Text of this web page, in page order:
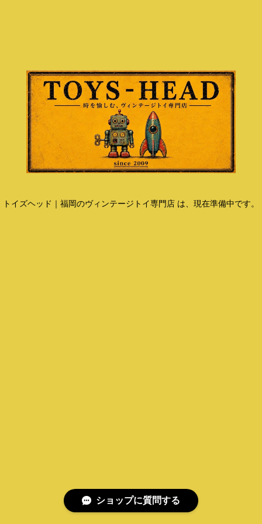
トイズヘッド｜福岡のヴィンテージトイ専門店 は、現在準備中です。
ショップに質問する